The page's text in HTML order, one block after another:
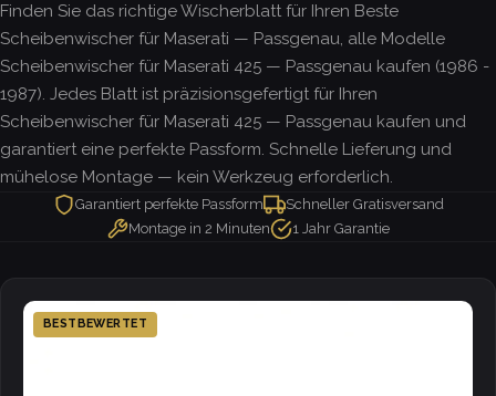
Finden Sie das richtige Wischerblatt für Ihren Beste
Scheibenwischer für Maserati — Passgenau, alle Modelle
Scheibenwischer für Maserati 425 — Passgenau kaufen (1986 -
1987). Jedes Blatt ist präzisionsgefertigt für Ihren
Scheibenwischer für Maserati 425 — Passgenau kaufen und
garantiert eine perfekte Passform. Schnelle Lieferung und
mühelose Montage — kein Werkzeug erforderlich.
Garantiert perfekte Passform
Schneller Gratisversand
Montage in 2 Minuten
1 Jahr Garantie
BESTBEWERTET